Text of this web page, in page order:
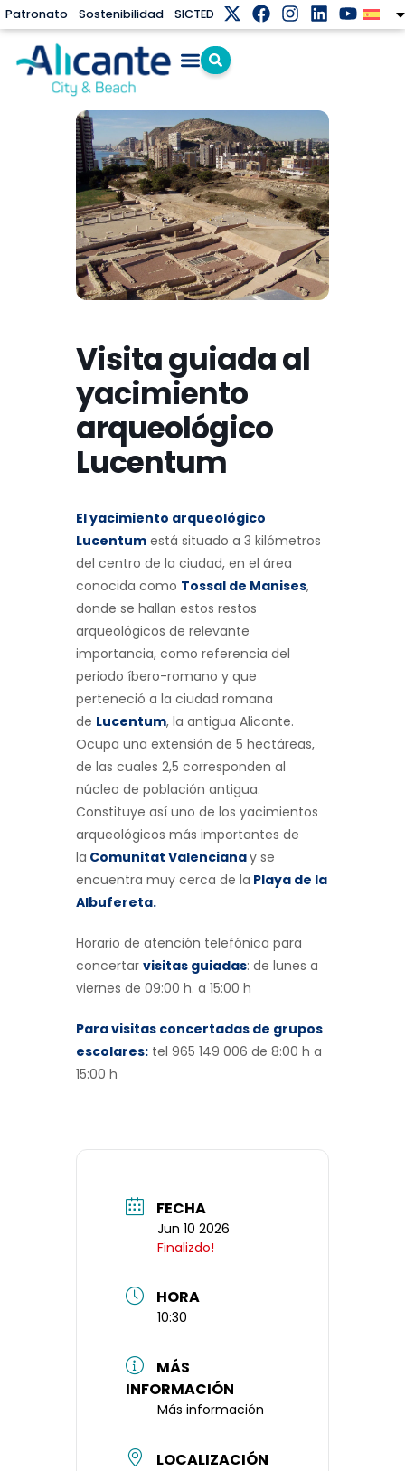
Patronato Sostenibilidad SICTED
Visita guiada al
yacimiento
arqueológico
Lucentum
El yacimiento arqueológico
Lucentum está situado a 3 kilómetros
del centro de la ciudad, en el área
conocida como Tossal de Manises,
donde se hallan estos restos
arqueológicos de relevante
importancia, como referencia del
periodo íbero-romano y que
perteneció a la ciudad romana
de Lucentum, la antigua Alicante.
Ocupa una extensión de 5 hectáreas,
de las cuales 2,5 corresponden al
núcleo de población antigua.
Constituye así uno de los yacimientos
arqueológicos más importantes de
la Comunitat Valencianay se
encuentra muy cerca de la Playa de la
Albufereta.
Horario de atención telefónica para
concertar visitas guiadas: de lunes a
viernes de 09:00 h. a 15:00 h
Para visitas concertadas de grupos
escolares: tel 965 149 006 de 8:00 h a
15:00 h
FECHA
Jun 10 2026
Finalizdo!
HORA
10:30
MÁS
INFORMACIÓN
Más información
LOCALIZACIÓN